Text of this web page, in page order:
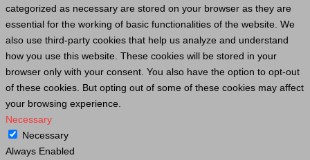
categorized as necessary are stored on your browser as they are
essential for the working of basic functionalities of the website. We
also use third-party cookies that help us analyze and understand
how you use this website. These cookies will be stored in your
browser only with your consent. You also have the option to opt-out
of these cookies. But opting out of some of these cookies may affect
your browsing experience.
Necessary
Necessary
Always Enabled